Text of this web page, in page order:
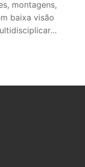
montagens,
baixa visão